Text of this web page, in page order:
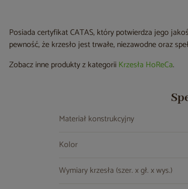
Posiada certyfikat CATAS, który potwierdza jego
pewność, że krzesło jest trwałe, niezawodne oraz
Zobacz inne produkty z kategoriiKrzesła HoReCa.
Materiał konstrukcyjny
Kolor
Wymiary krzesła (szer. x gł. x wys.)